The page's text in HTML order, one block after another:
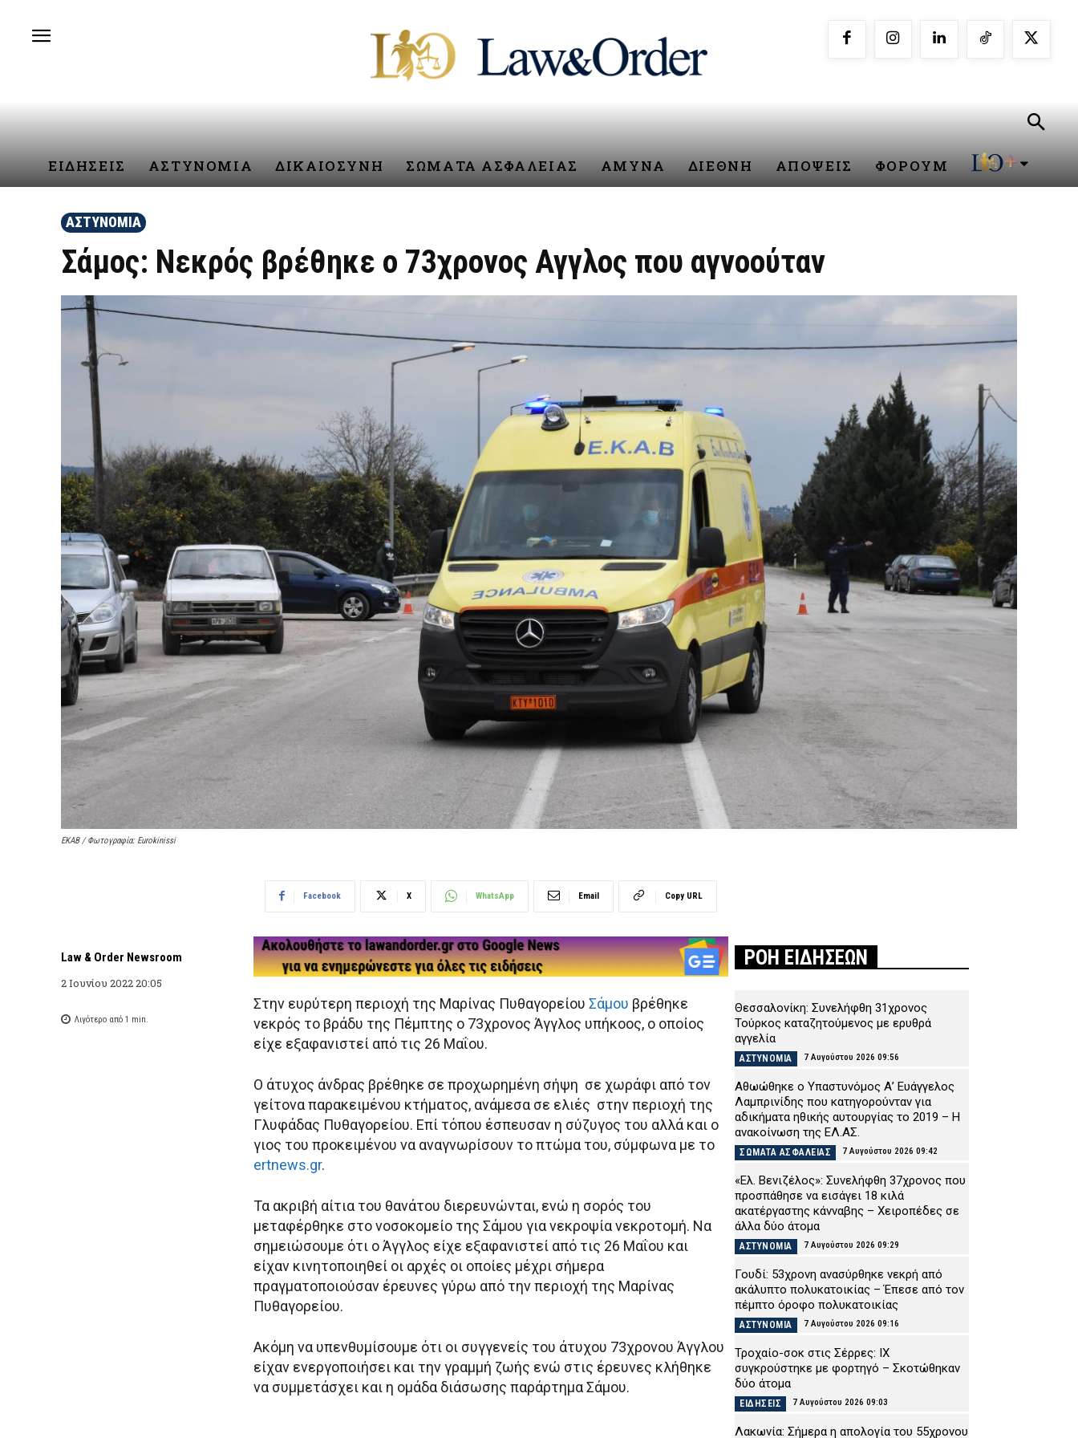
ΕΙΔΗΣΕΙΣ ΑΣΤΥΝΟΜΙΑ ΔΙΚΑΙΟΣΥΝΗ ΣΩΜΑΤΑ ΑΣΦΑΛΕΙΑΣ ΑΜΥΝΑ ΔΙΕΘΝΗ ΑΠΟΨΕΙΣ ΦΟΡΟΥΜ
ΑΣΤΥΝΟΜΙΑ
Σάμος: Νεκρός βρέθηκε ο 73χρονος Αγγλος που αγνοούταν
ΕΚΑΒ / Φωτογραφία: Eurokinissi
Law & Order Newsroom
2 Ιουνίου 2022 20:05
Λιγότερο από 1 min.
Facebook X WhatsApp Email Copy URL
Στην ευρύτερη περιοχή της Μαρίνας Πυθαγορείου Σάμου βρέθηκε
νεκρός το βράδυ της Πέμπτης ο 73χρονος Άγγλος υπήκοος, ο οποίος
είχε εξαφανιστεί από τις 26 Μαΐου.
Ο άτυχος άνδρας βρέθηκε σε προχωρημένη σήψη σε χωράφι από τον
γείτονα παρακειμένου κτήματος, ανάμεσα σε ελιές στην περιοχή της
Γλυφάδας Πυθαγορείου. Επί τόπου έσπευσαν η σύζυγος του αλλά και ο
γιος του προκειμένου να αναγνωρίσουν το πτώμα του, σύμφωνα με το
ertnews.gr.
Τα ακριβή αίτια του θανάτου διερευνώνται, ενώ η σορός του
μεταφέρθηκε στο νοσοκομείο της Σάμου για νεκροψία νεκροτομή. Να
σημειώσουμε ότι ο Άγγλος είχε εξαφανιστεί από τις 26 Μαΐου και
είχαν κινητοποιηθεί οι αρχές οι οποίες μέχρι σήμερα
πραγματοποιούσαν έρευνες γύρω από την περιοχή της Μαρίνας
Πυθαγορείου.
Ακόμη να υπενθυμίσουμε ότι οι συγγενείς του άτυχου 73χρονου Άγγλου
είχαν ενεργοποιήσει και την γραμμή ζωής ενώ στις έρευνες κλήθηκε
να συμμετάσχει και η ομάδα διάσωσης παράρτημα Σάμου.
ΡΟΗ ΕΙΔΗΣΕΩΝ
Θεσσαλονίκη: Συνελήφθη 31χρονος
Τούρκος καταζητούμενος με ερυθρά
αγγελία
ΑΣΤΥΝΟΜΙΑ 7 Αυγούστου 2026 09:56
Αθωώθηκε ο Υπαστυνόμος Α’ Ευάγγελος
Λαμπρινίδης που κατηγορούνταν για
αδικήματα ηθικής αυτουργίας το 2019 – Η
ανακοίνωση της ΕΛ.ΑΣ.
ΣΩΜΑΤΑ ΑΣΦΑΛΕΙΑΣ 7 Αυγούστου 2026 09:42
«Ελ. Βενιζέλος»: Συνελήφθη 37χρονος που
προσπάθησε να εισάγει 18 κιλά
ακατέργαστης κάνναβης – Χειροπέδες σε
άλλα δύο άτομα
ΑΣΤΥΝΟΜΙΑ 7 Αυγούστου 2026 09:29
Γουδί: 53χρονη ανασύρθηκε νεκρή από
ακάλυπτο πολυκατοικίας – Έπεσε από τον
πέμπτο όροφο πολυκατοικίας
ΑΣΤΥΝΟΜΙΑ 7 Αυγούστου 2026 09:16
Τροχαίο-σοκ στις Σέρρες: ΙΧ
συγκρούστηκε με φορτηγό – Σκοτώθηκαν
δύο άτομα
ΕΙΔΗΣΕΙΣ 7 Αυγούστου 2026 09:03
Λακωνία: Σήμερα η απολογία του 55χρονου